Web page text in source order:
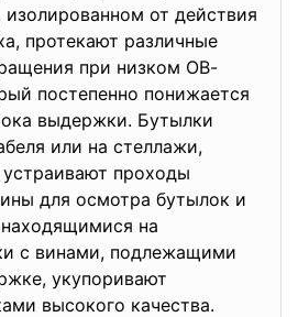
от действия
протекают различные
при низком ОВ-
постепенно понижается
выдержки. Бутылки
или на стеллажи,
проходы
для осмотра бутылок и
на
с винами, подлежащими
укупоривают
высокого качества.